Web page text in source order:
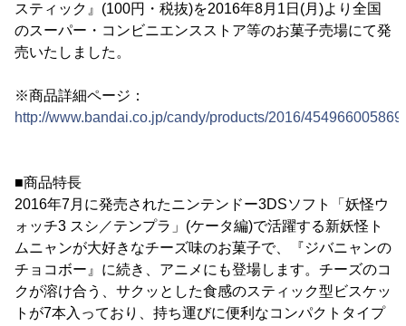
スティック』(100円・税抜)を2016年8月1日(月)より全国
のスーパー・コンビニエンスストア等のお菓子売場にて発
売いたしました。
※商品詳細ページ：
http://www.bandai.co.jp/candy/products/2016/
■商品特長
2016年7月に発売されたニンテンドー3DSソフト「妖怪ウ
ォッチ3 スシ／テンプラ」(ケータ編)で活躍する新妖怪ト
ムニャンが大好きなチーズ味のお菓子で、『ジバニャンの
チョコボー』に続き、アニメにも登場します。チーズのコ
クが溶け合う、サクッとした食感のスティック型ビスケッ
トが7本入っており、持ち運びに便利なコンパクトタイプ